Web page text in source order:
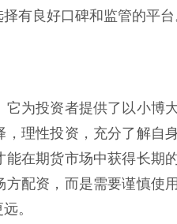
有良好口碑和监管的平台
为投资者提供了以小博
理性投资，充分了解自
在期货市场中获得长期
配资，而是需要谨慎使
。